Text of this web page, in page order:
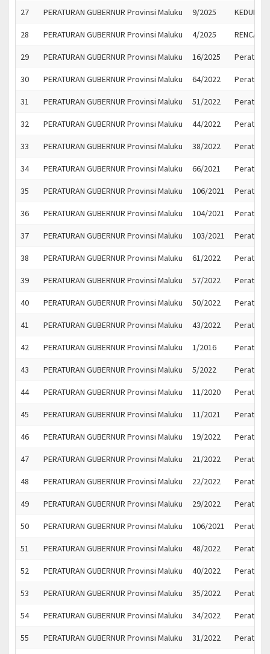
27 PERATURAN GUBERNUR Provinsi Maluku 9/2025
28 PERATURAN GUBERNUR Provinsi Maluku 4/2025
29 PERATURAN GUBERNUR Provinsi Maluku 16/2025 Peraturan
30 PERATURAN GUBERNUR Provinsi Maluku 64/2022 Peraturan
31 PERATURAN GUBERNUR Provinsi Maluku 51/2022 Peraturan
32 PERATURAN GUBERNUR Provinsi Maluku 44/2022 Peraturan
33 PERATURAN GUBERNUR Provinsi Maluku 38/2022 Peraturan
34 PERATURAN GUBERNUR Provinsi Maluku 66/2021 Peraturan
35 PERATURAN GUBERNUR Provinsi Maluku 106/2021 Peraturan
36 PERATURAN GUBERNUR Provinsi Maluku 104/2021 Peraturan
37 PERATURAN GUBERNUR Provinsi Maluku 103/2021 Peraturan
38 PERATURAN GUBERNUR Provinsi Maluku 61/2022 Peraturan
39 PERATURAN GUBERNUR Provinsi Maluku 57/2022 Peraturan
40 PERATURAN GUBERNUR Provinsi Maluku 50/2022 Peraturan
41 PERATURAN GUBERNUR Provinsi Maluku 43/2022 Peraturan
42 PERATURAN GUBERNUR Provinsi Maluku 1/2016 Peraturan
43 PERATURAN GUBERNUR Provinsi Maluku 5/2022 Peraturan
44 PERATURAN GUBERNUR Provinsi Maluku 11/2020 Peraturan
45 PERATURAN GUBERNUR Provinsi Maluku 11/2021 Peraturan
46 PERATURAN GUBERNUR Provinsi Maluku 19/2022 Peraturan
47 PERATURAN GUBERNUR Provinsi Maluku 21/2022 Peraturan
48 PERATURAN GUBERNUR Provinsi Maluku 22/2022 Peraturan
49 PERATURAN GUBERNUR Provinsi Maluku 29/2022 Peraturan
50 PERATURAN GUBERNUR Provinsi Maluku 106/2021 Peraturan
51 PERATURAN GUBERNUR Provinsi Maluku 48/2022 Peraturan
52 PERATURAN GUBERNUR Provinsi Maluku 40/2022 Peraturan
53 PERATURAN GUBERNUR Provinsi Maluku 35/2022 Peraturan
54 PERATURAN GUBERNUR Provinsi Maluku 34/2022
55 PERATURAN GUBERNUR Provinsi Maluku 31/2022 Peraturan